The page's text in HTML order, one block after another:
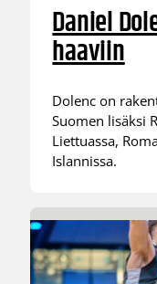
Daniel
haaviin
Dolenc on
Suomen lisäksi
Liettuassa,
Islannissa.